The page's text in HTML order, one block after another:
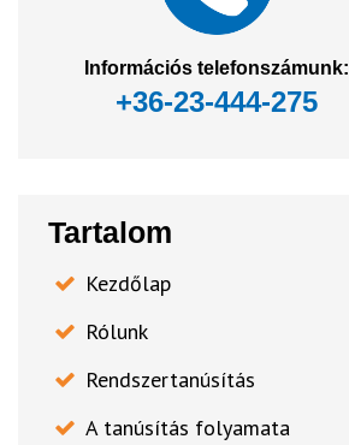
Információs telefonszámunk:
+36-23-444-275
Tartalom
Kezdőlap
Rólunk
Rendszertanúsítás
A tanúsítás folyamata